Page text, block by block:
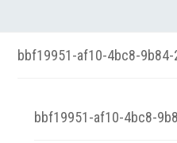
bbf19951-af10-4bc8-
bbf19951-af10-4bc8-